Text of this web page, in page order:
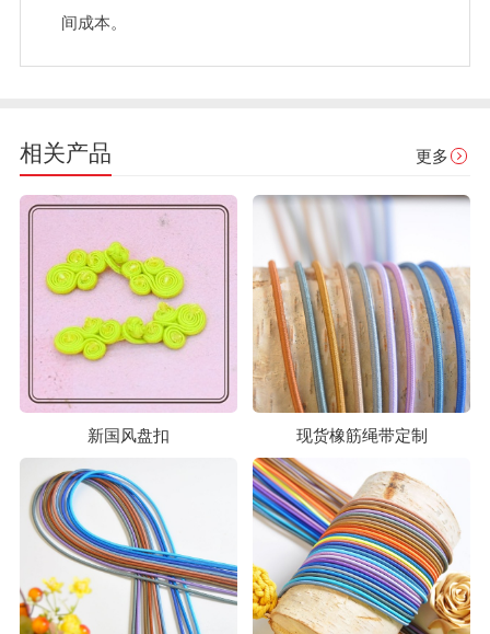
间成本。
相关产品 更多
新国风盘扣 现货橡筋绳带定制